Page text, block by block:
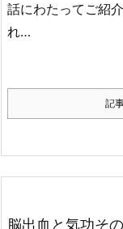
話にわたってご
れ…
記
脳出血と気功そ